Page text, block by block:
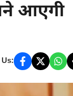
आएगी